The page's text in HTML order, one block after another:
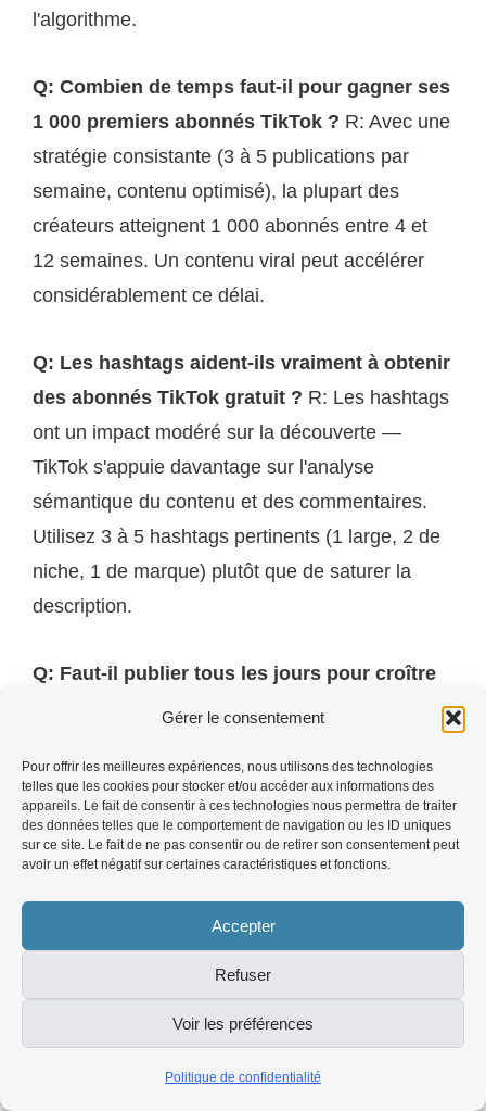
Gérer le consentement
Pour offrir les meilleures expériences, nous utilisons des technologies
telles que les cookies pour stocker et/ou accéder aux informations des
appareils. Le fait de consentir à ces technologies nous permettra de traiter
des données telles que le comportement de navigation ou les ID uniques
sur ce site. Le fait de ne pas consentir ou de retirer son consentement peut
avoir un effet négatif sur certaines caractéristiques et fonctions.
Accepter
Refuser
Voir les préférences
Politique de confidentialité
l'algorithme.
Q: Combien de temps faut-il pour gagner ses
1 000 premiers abonnés TikTok ? R: Avec une
stratégie consistante (3 à 5 publications par
semaine, contenu optimisé), la plupart des
créateurs atteignent 1 000 abonnés entre 4 et
12 semaines. Un contenu viral peut accélérer
considérablement ce délai.
Q: Les hashtags aident-ils vraiment à obtenir
des abonnés TikTok gratuit ? R: Les hashtags
ont un impact modéré sur la découverte —
TikTok s'appuie davantage sur l'analyse
sémantique du contenu et des commentaires.
Utilisez 3 à 5 hashtags pertinents (1 large, 2 de
niche, 1 de marque) plutôt que de saturer la
description.
Q: Faut-il publier tous les jours pour croître
R: La régularité prime sur la
surpassent 7 vidéos bâclées. L'algorithme
valorise la consistance sur la durée, pas le
volume brut.
moins de portée organique ?R: C'est un
mythe partiellement vérifié. Les comptes
Business ont accès à une bibliothèque de sons
commerciaux plus restreinte, ce qui peut limiter
l'utilisation de certaines tendances. Mais la